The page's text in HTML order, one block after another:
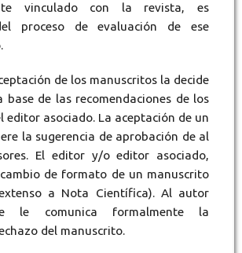
vinculado con la revista, es
proceso de evaluación de ese
de los manuscritos la decide
de las recomendaciones de los
editor asociado. La aceptación de un
la sugerencia de aprobación de al
El editor y/o editor asociado,
de formato de un manuscrito
a Nota Científica). Al autor
le comunica formalmente la
del manuscrito.